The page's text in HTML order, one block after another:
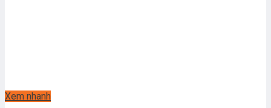
Xem nhanh